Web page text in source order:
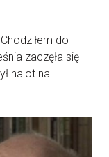
do
zaczęła się
nalot na
...